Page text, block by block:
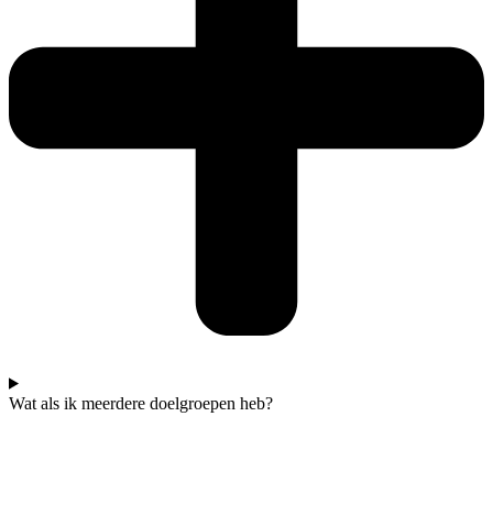
Wat als ik meerdere doelgroepen heb?